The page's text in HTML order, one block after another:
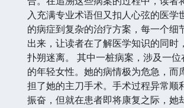
入充满专业术语但又扣人心弦的医学
的病症到复杂的治疗方案，每一个细
出来，让读者在了解医学知识的同时
扑朔迷离。 其中一桩病案，涉及一
的年轻女性。她的病情极为危急，而
担了她的主刀手术。手术过程异常顺
振奋，但就在患者即将康复之际，她